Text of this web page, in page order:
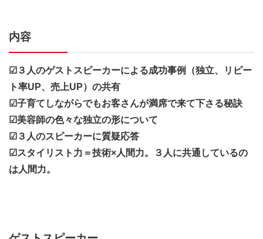
内容
☑３人のゲストスピーカーによる成功事例（独立、リピー
ト率UP、売上UP）の共有
☑子育てしながらでもお客さんが満席で来て下さる秘訣
☑美容師の色々な独立の形について
☑３人のスピーカーに質疑応答
☑スタイリスト力＝技術×人間力。３人に共通しているの
は人間力。